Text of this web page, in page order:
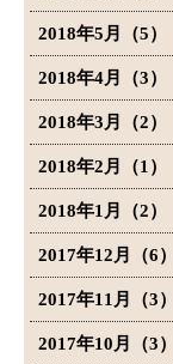
2018年5月（5）
2018年4月（3）
2018年3月（2）
2018年2月（1）
2018年1月（2）
2017年12月（6）
2017年11月（3）
2017年10月（3）